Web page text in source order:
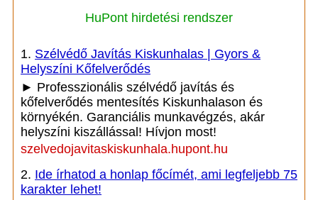
HuPont hirdetési rendszer
1. Szélvédő Javítás Kiskunhalas | Gyors &
Helyszíni Kőfelverődés
► Professzionális szélvédő javítás és
kőfelverődés mentesítés Kiskunhalason és
környékén. Garanciális munkavégzés, akár
helyszíni kiszállással! Hívjon most!
szelvedojavitaskiskunhala.hupont.hu
2. Ide írhatod a honlap főcímét, ami legfeljebb 75
karakter lehet!